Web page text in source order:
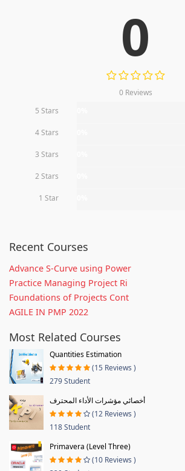
0
0 Reviews
5 Stars
4 Stars
3 Stars
2 Stars
1 Star
Recent Courses
Advance S-Curve using Power
Practice Managing Project Ri
Foundations of Projects Cont
AGILE IN PMP 2022
Most Related Courses
Quantities Estimation
(15 Reviews )
279 Student
أخصائي مؤشرات الأداء المحترف
(12 Reviews )
118 Student
Primavera (Level Three)
(10 Reviews )